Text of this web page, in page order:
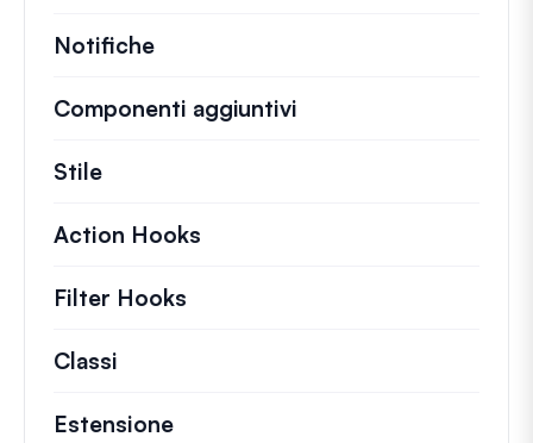
Notifiche
Componenti aggiuntivi
Stile
Action Hooks
Filter Hooks
Classi
Estensione